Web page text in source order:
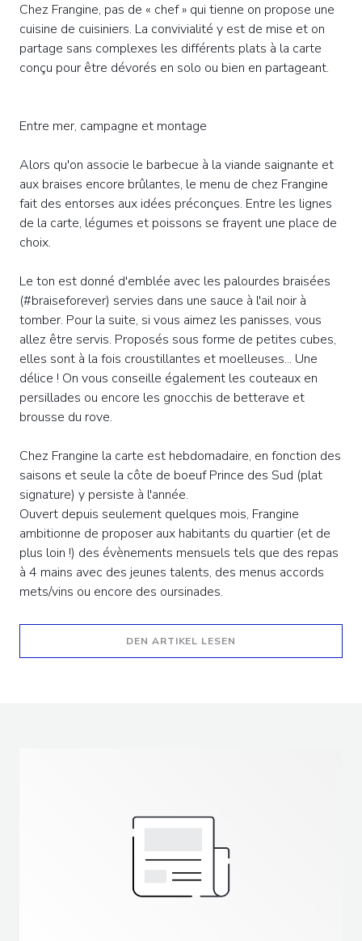
Chez Frangine, pas de « chef » qui tienne on propose une
cuisine de cuisiniers. La convivialité y est de mise et on
partage sans complexes les différents plats à la carte
conçu pour être dévorés en solo ou bien en partageant.
Entre mer, campagne et montage
Alors qu'on associe le barbecue à la viande saignante et
aux braises encore brûlantes, le menu de chez Frangine
fait des entorses aux idées préconçues. Entre les lignes
de la carte, légumes et poissons se frayent une place de
choix.
Le ton est donné d'emblée avec les palourdes braisées
(#braiseforever) servies dans une sauce à l'ail noir à
tomber. Pour la suite, si vous aimez les panisses, vous
allez être servis. Proposés sous forme de petites cubes,
elles sont à la fois croustillantes et moelleuses... Une
délice ! On vous conseille également les couteaux en
persillades ou encore les gnocchis de betterave et
brousse du rove.
Chez Frangine la carte est hebdomadaire, en fonction des
saisons et seule la côte de boeuf Prince des Sud (plat
signature) y persiste à l'année.
Ouvert depuis seulement quelques mois, Frangine
ambitionne de proposer aux habitants du quartier (et de
plus loin !) des évènements mensuels tels que des repas
à 4 mains avec des jeunes talents, des menus accords
mets/vins ou encore des oursinades.
DEN ARTIKEL LESEN